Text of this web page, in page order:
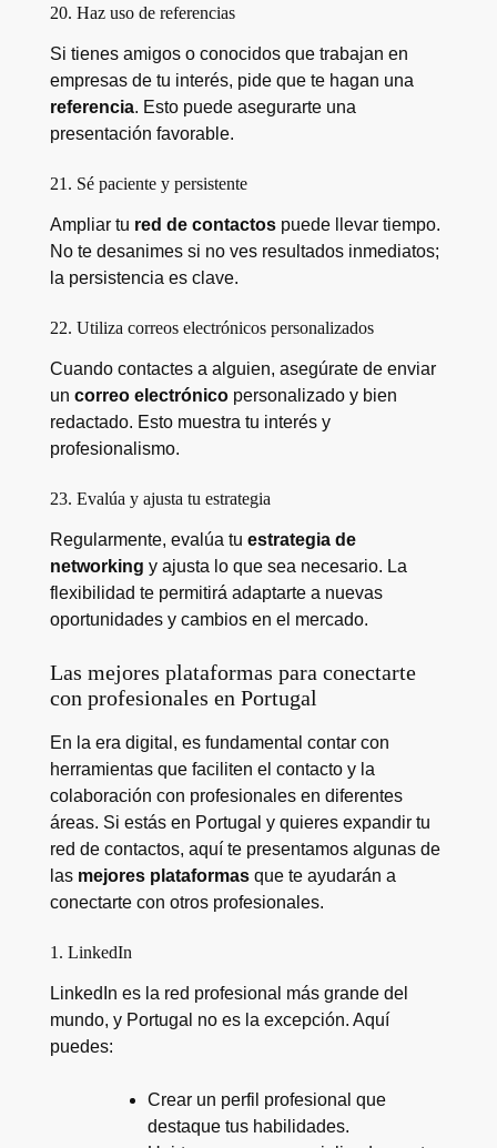
20. Haz uso de referencias
Si tienes amigos o conocidos que trabajan en
empresas de tu interés, pide que te hagan una
referencia. Esto puede asegurarte una
presentación favorable.
21. Sé paciente y persistente
Ampliar tu red de contactospuede llevar tiempo.
No te desanimes si no ves resultados inmediatos;
la persistencia es clave.
22. Utiliza correos electrónicos personalizados
Cuando contactes a alguien, asegúrate de enviar
un correo electrónicopersonalizado y bien
redactado. Esto muestra tu interés y
profesionalismo.
23. Evalúa y ajusta tu estrategia
Regularmente, evalúa tu estrategia de
networking y ajusta lo que sea necesario. La
flexibilidad te permitirá adaptarte a nuevas
oportunidades y cambios en el mercado.
Las mejores plataformas para conectarte
con profesionales en Portugal
En la era digital, es fundamental contar con
herramientas que faciliten el contacto y la
colaboración con profesionales en diferentes
áreas. Si estás en Portugal y quieres expandir tu
red de contactos, aquí te presentamos algunas de
las mejores plataformasque te ayudarán a
conectarte con otros profesionales.
1. LinkedIn
LinkedIn es la red profesional más grande del
mundo, y Portugal no es la excepción. Aquí
puedes:
Crear un perfil profesional que
destaque tus habilidades.